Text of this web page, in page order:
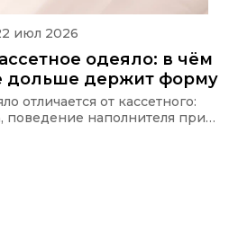
июл 2026
одеяло: в чём
дольше держит форму
отличается от кассетного:
поведение наполнителя при